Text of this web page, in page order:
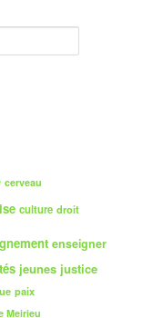
cerveau
culture droit
enseigner
jeunes justice
paix
Meirieu